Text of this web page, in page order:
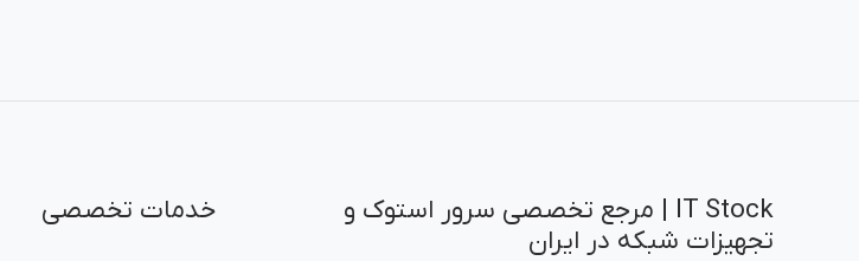
IT Stock | مرجع تخصصی سرور استوک و
تجهیزات شبکه در ایران
خدمات تخصصی